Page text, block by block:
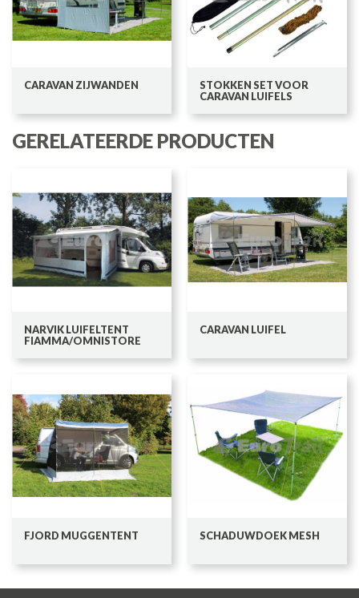
CARAVAN ZIJWANDEN
STOKKEN SET VOOR
CARAVAN LUIFELS
GERELATEERDE PRODUCTEN
NARVIK LUIFELTENT
FIAMMA/OMNISTORE
CARAVAN LUIFEL
FJORD MUGGENTENT SCHADUWDOEK MESH